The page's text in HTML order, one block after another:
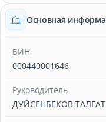
Основная
БИН
000440001646
Руководитель
ДУЙСЕНБЕКОВ